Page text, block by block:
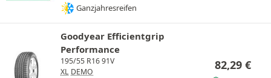
Ganzjahresreifen
Goodyear Efficientgrip
Performance
195/55 R16 91V
XL DEMO 82,29 €